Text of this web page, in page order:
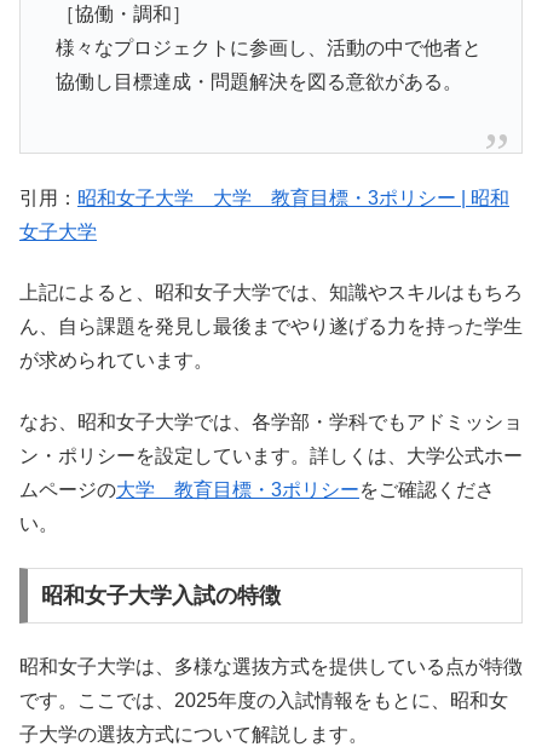
［協働・調和］
様々なプロジェクトに参画し、活動の中で他者と
協働し目標達成・問題解決を図る意欲がある。
引用： 昭和女子大学 大学 教育目標・3ポリシー | 昭和
女子大学
上記によると、昭和女子大学では、知識やスキルはもちろ
ん、自ら課題を発見し最後までやり遂げる力を持った学生
が求められています。
なお、昭和女子大学では、各学部・学科でもアドミッショ
ン・ポリシーを設定しています。詳しくは、大学公式ホー
ムページの大学 教育目標・3ポリシーをご確認くださ
い。
昭和女子大学入試の特徴
昭和女子大学は、多様な選抜方式を提供している点が特徴
です。ここでは、2025年度の入試情報をもとに、昭和女
子大学の選抜方式について解説します。